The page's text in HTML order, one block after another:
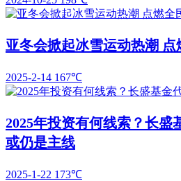
亚冬会掀起冰雪运动热潮 点
2025-2-14 167℃
2025年投资有何线索？长盛
或仍是主线
2025-1-22 173℃